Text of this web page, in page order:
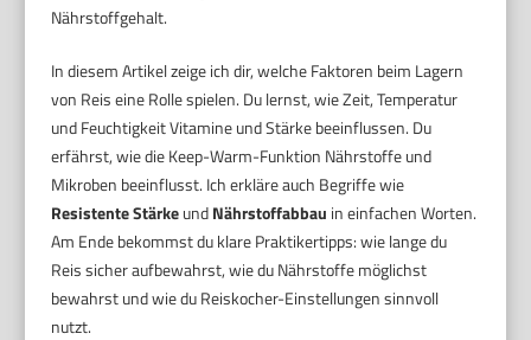
Nährstoffgehalt.
In diesem Artikel zeige ich dir, welche Faktoren beim Lagern
von Reis eine Rolle spielen. Du lernst, wie Zeit, Temperatur
und Feuchtigkeit Vitamine und Stärke beeinflussen. Du
erfährst, wie die Keep-Warm-Funktion Nährstoffe und
Mikroben beeinflusst. Ich erkläre auch Begriffe wie
Resistente StärkeundNährstoffabbau in einfachen Worten.
Am Ende bekommst du klare Praktikertipps: wie lange du
Reis sicher aufbewahrst, wie du Nährstoffe möglichst
bewahrst und wie du Reiskocher-Einstellungen sinnvoll
nutzt.